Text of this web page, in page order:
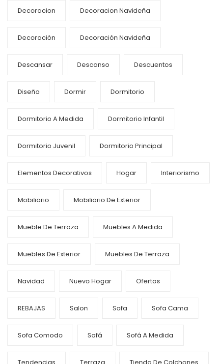
Decoracion Decoracion Navideña
Decoración Decoración Navideña
Descansar Descanso Descuentos
Diseño Dormir Dormitorio
Dormitorio A Medida Dormitorio Infantil
Dormitorio Juvenil Dormitorio Principal
Elementos Decorativos Hogar Interiorismo
Mobiliario Mobiliario De Exterior
Mueble De Terraza Muebles A Medida
Muebles De Exterior Muebles De Terraza
Navidad Nuevo Hogar Ofertas
REBAJAS Salon Sofa Sofa Cama
Sofa Comodo Sofá Sofá A Medida